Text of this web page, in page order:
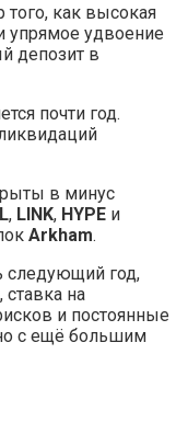
того, как высокая
упрямое удвоение
депозит в
почти год.
в минус
, LINK, HYPE и
Arkham.
следующий год,
ставка на
и постоянные
с ещё большим